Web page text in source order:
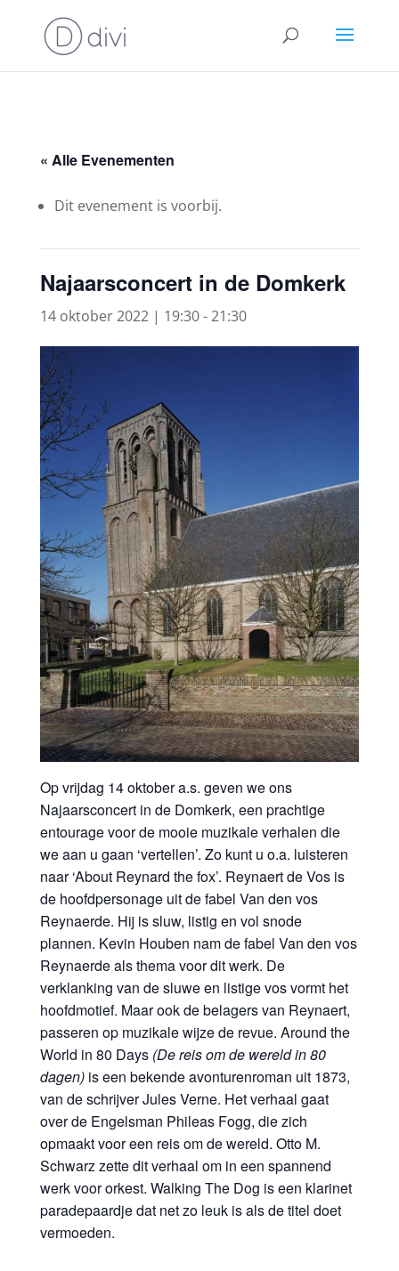
« Alle Evenementen
Dit evenement is voorbij.
Najaarsconcert in de Domkerk
14 oktober 2022 | 19:30-21:30
Op vrijdag 14 oktober a.s. geven we ons
Najaarsconcert in de Domkerk, een prachtige
entourage voor de mooie muzikale verhalen die
we aan u gaan ‘vertellen’. Zo kunt u o.a. luisteren
naar ‘About Reynard the fox’. Reynaert de Vos is
de hoofdpersonage uit de fabel Van den vos
Reynaerde. Hij is sluw, listig en vol snode
plannen. Kevin Houben nam de fabel Van den vos
Reynaerde als thema voor dit werk. De
verklanking van de sluwe en listige vos vormt het
hoofdmotief. Maar ook de belagers van Reynaert,
passeren op muzikale wijze de revue. Around the
World in 80 Days(De reis om de wereld in 80
dagen)is een bekende avonturenroman uit 1873,
van de schrijver Jules Verne. Het verhaal gaat
over de Engelsman Phileas Fogg, die zich
opmaakt voor een reis om de wereld. Otto M.
Schwarz zette dit verhaal om in een spannend
werk voor orkest. Walking The Dog is een klarinet
paradepaardje dat net zo leuk is als de titel doet
vermoeden.